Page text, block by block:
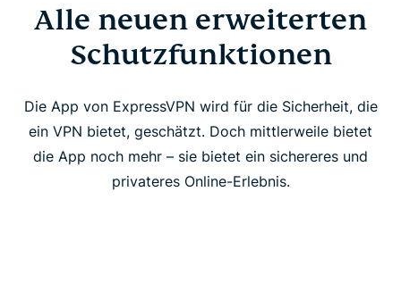
Alle neuen erweiterten Schutzfunktionen
Für mehr Sicherheit im Internet
Erweiterter Schutz leicht gemacht
Alle neuen erweiterten
Schutzfunktionen
Die App von ExpressVPN wird für die Sicherheit, die
ein VPN bietet, geschätzt. Doch mittlerweile bietet
die App noch mehr – sie bietet ein sichereres und
privateres Online-Erlebnis.